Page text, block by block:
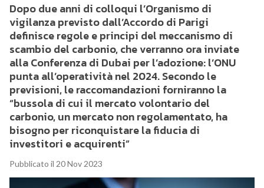
Dopo due anni di colloqui l’Organismo di
vigilanza previsto dall’Accordo di Parigi
definisce regole e principi del meccanismo di
scambio del carbonio, che verranno ora inviate
alla Conferenza di Dubai per l’adozione: l’ONU
punta all’operatività nel 2024. Secondo le
previsioni, le raccomandazioni forniranno la
“bussola di cui il mercato volontario del
carbonio, un mercato non regolamentato, ha
bisogno per riconquistare la fiducia di
investitori e acquirenti”
Pubblicato il 20 Nov 2023